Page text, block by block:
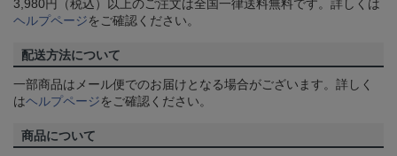
3,980円（税込）以上のご注文は全国一律送料無料です。詳しくは
ヘルプページをご確認ください。
配送方法について
一部商品はメール便でのお届けとなる場合がございます。詳しく
はヘルプページをご確認ください。
商品について